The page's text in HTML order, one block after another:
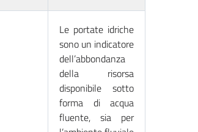
Le portate idriche
sono un indicatore
dell’abbondanza
della risorsa
disponibile sotto
forma di acqua
fluente, sia per